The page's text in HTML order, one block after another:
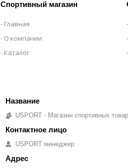
Спортивный магазин
Главная
О компании
Каталог
USPORT - Магазин спортивных
USPORT менеджер